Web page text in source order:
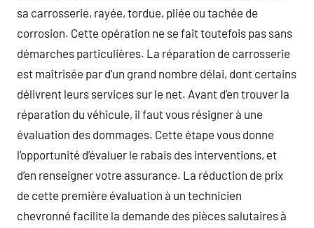
sa carrosserie, rayée, tordue, pliée ou tachée de
corrosion. Cette opération ne se fait toutefois pas sans
démarches particulières. La réparation de carrosserie
est maîtrisée par d’un grand nombre délai, dont certains
délivrent leurs services sur le net. Avant d’en trouver la
réparation du véhicule, il faut vous résigner à une
évaluation des dommages. Cette étape vous donne
l’opportunité d’évaluer le rabais des interventions, et
d’en renseigner votre assurance. La réduction de prix
de cette première évaluation à un technicien
chevronné facilite la demande des pièces salutaires à